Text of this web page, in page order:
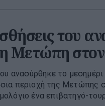
του
Μετώπη
ανασύρθηκε το
περιοχή της Μετώπης
ένα επιβατηγό-